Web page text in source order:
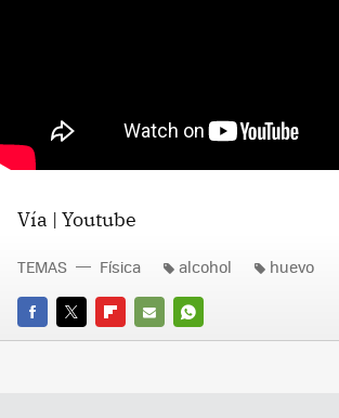
Vía | Youtube
FACEBOOK
TWITTERFLIPBOARD
E-
WHATSAPP
TEMAS Física alcohol huevo